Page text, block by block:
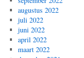
augustus 2022
juli 2022
juni 2022
april 2022
maart 2022